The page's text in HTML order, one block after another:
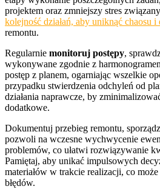
projektem oraz zmniejszy stres
kolejność działań, aby uniknąć chaosu i
remontu.
Regularnie monitoruj postępy,
wykonywane zgodnie z
postęp z planem, ogarniając wszelkie
przypadku stwierdzenia odchyleń od
działania naprawcze, by
dodatkowe.
Dokumentuj przebieg remontu,
pozwoli na wczesne wychwycenie
problemów, co ułatwi rozwiązywanie
Pamiętaj, aby unikać impulsowych
materiałów w trakcie realizacji, co
błędów.